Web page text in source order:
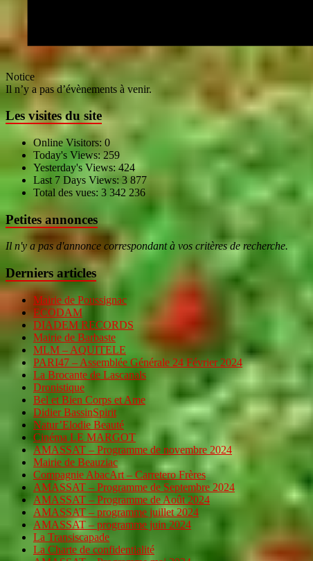
Notice
Il n’y a pas d’évènements à venir.
Les visites du site
Online Visitors: 0
Today's Views: 259
Yesterday's Views: 424
Last 7 Days Views: 3 877
Total des vues: 3 342 236
Petites annonces
Il n'y a pas d'annonce correspondant à vos critères de recherche.
Derniers articles
Mairie de Poussignac
ECODAM
DIADEM RECORDS
Mairie de Barbaste
MLM – AQUITELE
PARI47 – Assemblée Générale 24 Février 2024
La Brocante de Lascanals
Dronistique
Bel et Bien Corps et Ame
Didier BassinSpirit
Natur’Elodie Beauté
Cinéma LE MARGOT
AMASSAT – Programme de novembre 2024
Mairie de Beauziac
Compagnie AbacArt – Carretero Frères
AMASSAT – Programme de Septembre 2024
AMASSAT – Programme de Août 2024
AMASSAT – programme juillet 2024
AMASSAT – programme juin 2024
La Transiscapade
La Charte de confidentialité